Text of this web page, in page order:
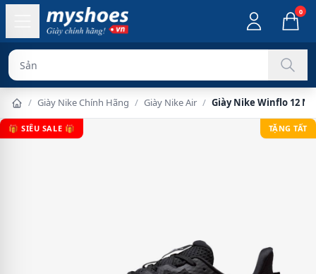
0
Sản phẩm chín
/ Giày Nike Chính Hãng / Giày Nike Air / Giày Nike Winflo 12
🎁 SIÊU SALE 🎁 TẶNG TẤT